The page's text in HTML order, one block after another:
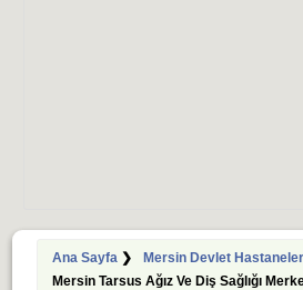
Ana Sayfa❯ Mersin Devlet
Mersin Tarsus Ağız Ve Diş Sağlığı